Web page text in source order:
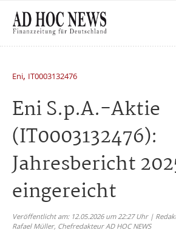
Eni, IT0003132476
Eni S.p.A.-Aktie
(IT0003132476):
Jahresbericht
eingereicht
Veröffentlicht am: 12.05.2026 um 22:27 Uhr |
Rafael Müller, Chefredakteur AD HOC NEWS